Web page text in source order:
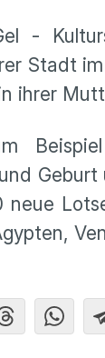
-
Stadt
ihrer
neue